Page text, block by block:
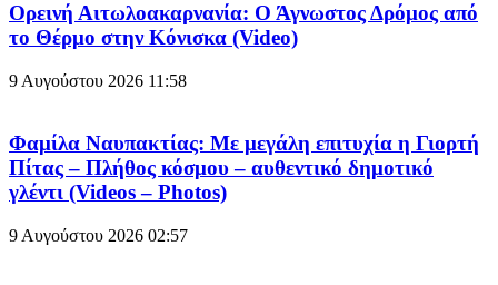
Ορεινή Αιτωλοακαρνανία: Ο Άγνωστος Δρόμος από
το Θέρμο στην Κόνισκα (Video)
9 Αυγούστου 2026 11:58
Φαμίλα Ναυπακτίας: Με μεγάλη επιτυχία η Γιορτή
Πίτας – Πλήθος κόσμου – αυθεντικό δημοτικό
γλέντι (Videos – Photos)
9 Αυγούστου 2026 02:57